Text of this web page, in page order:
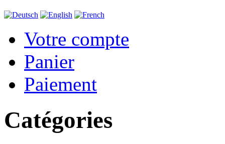
Votre compte
Panier
Paiement
Catégories